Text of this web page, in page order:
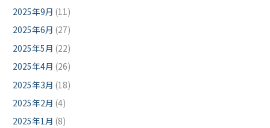
2025年9月 (11)
2025年6月 (27)
2025年5月 (22)
2025年4月 (26)
2025年3月 (18)
2025年2月 (4)
2025年1月 (8)